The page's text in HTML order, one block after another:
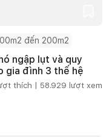
đến 200m2
ngập lụt và quy
gia đình 3 thế hệ
thích | 58.929 lượt xem